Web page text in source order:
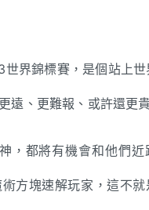
界錦標賽，是個站上
遠、更難報、或許還更
，都將有機會和他們近
方塊速解玩家，這不就